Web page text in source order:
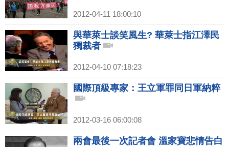
2012-04-11 18:00:10
與華萊士談笑風生? 華萊士指江澤民
獨裁者
2012-04-10 07:18:23
國際頂級專家：王立軍罪同日軍納粹
2012-03-16 06:00:08
兩會最後一次記者會 溫家寶悲情告白